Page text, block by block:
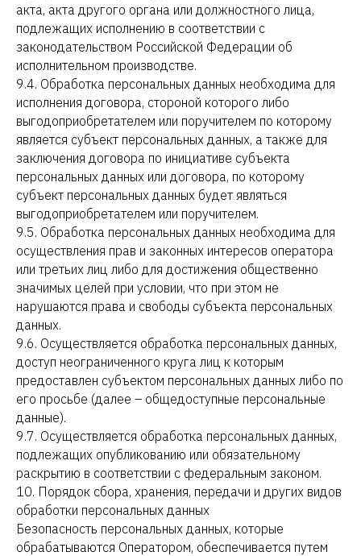
акта, акта другого органа или должностного лица,
подлежащих исполнению в соответствии с
законодательством Российской Федерации об
исполнительном производстве.
9.4. Обработка персональных данных необходима для
исполнения договора, стороной которого либо
выгодоприобретателем или поручителем по которому
является субъект персональных данных, а также для
заключения договора по инициативе субъекта
персональных данных или договора, по которому
субъект персональных данных будет являться
выгодоприобретателем или поручителем.
9.5. Обработка персональных данных необходима для
осуществления прав и законных интересов оператора
или третьих лиц либо для достижения общественно
значимых целей при условии, что при этом не
нарушаются права и свободы субъекта персональных
данных.
9.6. Осуществляется обработка персональных данных,
доступ неограниченного круга лиц к которым
предоставлен субъектом персональных данных либо по
его просьбе (далее – общедоступные персональные
данные).
9.7. Осуществляется обработка персональных данных,
подлежащих опубликованию или обязательному
раскрытию в соответствии с федеральным законом.
10. Порядок сбора, хранения, передачи и других видов
обработки персональных данных
Безопасность персональных данных, которые
обрабатываются Оператором, обеспечивается путем